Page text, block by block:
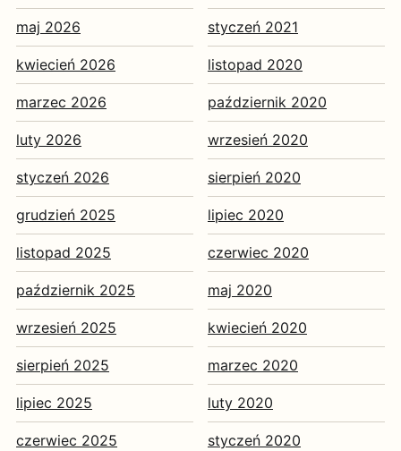
maj 2026
kwiecień 2026
marzec 2026
luty 2026
styczeń 2026
grudzień 2025
listopad 2025
październik 2025
wrzesień 2025
sierpień 2025
lipiec 2025
czerwiec 2025
styczeń 2021
listopad 2020
październik 2020
wrzesień 2020
sierpień 2020
lipiec 2020
czerwiec 2020
maj 2020
kwiecień 2020
marzec 2020
luty 2020
styczeń 2020